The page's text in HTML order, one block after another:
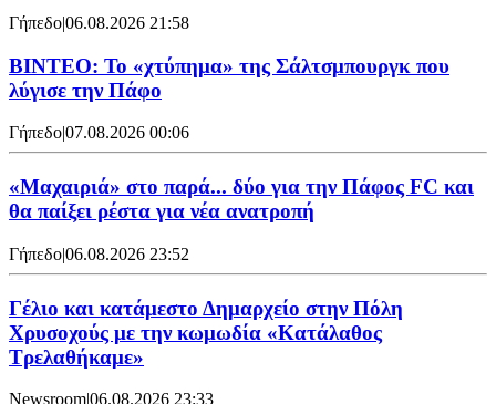
Γήπεδο|06.08.2026 21:58
ΒΙΝΤΕΟ: Το «χτύπημα» της Σάλτσμπουργκ που
λύγισε την Πάφο
Γήπεδο|07.08.2026 00:06
«Μαχαιριά» στο παρά... δύο για την Πάφος FC και
θα παίξει ρέστα για νέα ανατροπή
Γήπεδο|06.08.2026 23:52
Γέλιο και κατάμεστο Δημαρχείο στην Πόλη
Χρυσοχούς με την κωμωδία «Κατάλαθος
Τρελαθήκαμε»
Newsroom|06.08.2026 23:33